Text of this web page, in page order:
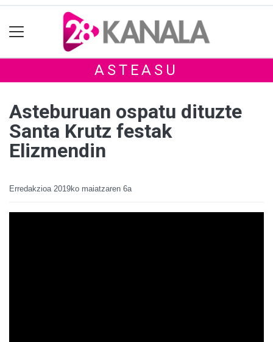
ASTEASU
Asteburuan ospatu dituzte
Santa Krutz festak
Elizmendin
Erredakzioa 2019ko maiatzaren 6a